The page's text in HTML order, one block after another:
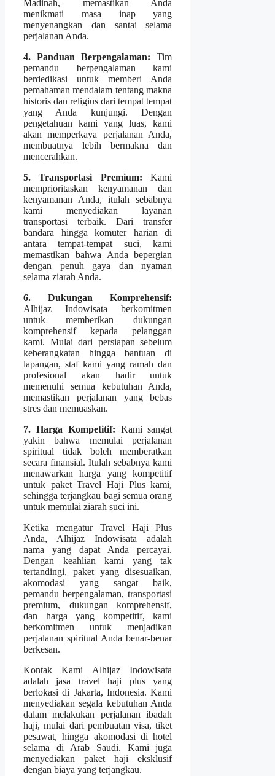
Madinah, memastikan Anda
menikmati masa inap yang
menyenangkan dan santai selama
perjalanan Anda.
4. Panduan Berpengalaman: Tim
pemandu berpengalaman kami
berdedikasi untuk memberi Anda
pemahaman mendalam tentang makna
historis dan religius dari tempat tempat
yang Anda kunjungi. Dengan
pengetahuan kami yang luas, kami
akan memperkaya perjalanan Anda,
membuatnya lebih bermakna dan
mencerahkan.
5. Transportasi Premium: Kami
memprioritaskan kenyamanan dan
kenyamanan Anda, itulah sebabnya
kami menyediakan layanan
transportasi terbaik. Dari transfer
bandara hingga komuter harian di
antara tempat-tempat suci, kami
memastikan bahwa Anda bepergian
dengan penuh gaya dan nyaman
selama ziarah Anda.
6. Dukungan Komprehensif:
Alhijaz Indowisata berkomitmen
untuk memberikan dukungan
komprehensif kepada pelanggan
kami. Mulai dari persiapan sebelum
keberangkatan hingga bantuan di
lapangan, staf kami yang ramah dan
profesional akan hadir untuk
memenuhi semua kebutuhan Anda,
memastikan perjalanan yang bebas
stres dan memuaskan.
7. Harga Kompetitif: Kami sangat
yakin bahwa memulai perjalanan
spiritual tidak boleh memberatkan
secara finansial. Itulah sebabnya kami
menawarkan harga yang kompetitif
untuk paket Travel Haji Plus kami,
sehingga terjangkau bagi semua orang
untuk memulai ziarah suci ini.
Ketika mengatur Travel Haji Plus
Anda, Alhijaz Indowisata adalah
nama yang dapat Anda percayai.
Dengan keahlian kami yang tak
tertandingi, paket yang disesuaikan,
akomodasi yang sangat baik,
pemandu berpengalaman, transportasi
premium, dukungan komprehensif,
dan harga yang kompetitif, kami
berkomitmen untuk menjadikan
perjalanan spiritual Anda benar-benar
berkesan.
Kontak Kami Alhijaz Indowisata
adalah jasa travel haji plus yang
berlokasi di Jakarta, Indonesia. Kami
menyediakan segala kebutuhan Anda
dalam melakukan perjalanan ibadah
haji, mulai dari pembuatan visa, tiket
pesawat, hingga akomodasi di hotel
selama di Arab Saudi. Kami juga
menyediakan paket haji eksklusif
dengan biaya yang terjangkau.